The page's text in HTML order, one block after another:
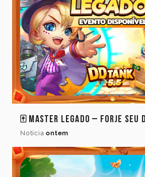
🀄 Master Legado – Forje Seu
Notícia ontem